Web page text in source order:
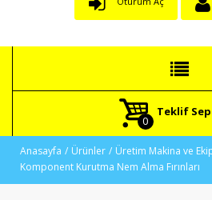
Teklif
Anasayfa Ürünler
Üretim Makina ve
Komponent Kurutma Nem Alma Fırınları